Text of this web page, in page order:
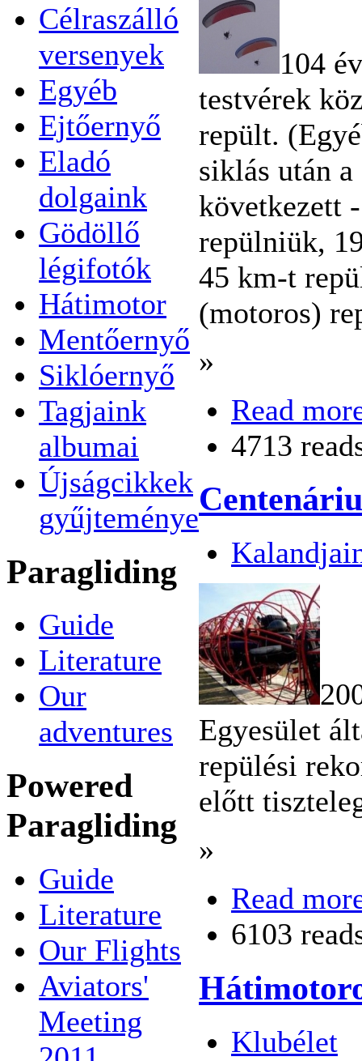
Célraszálló
versenyek
Egyéb
Ejtőernyő
Eladó
dolgaink
Gödöllő
légifotók
Hátimotor
Mentőernyő
Siklóernyő
Tagjaink
albumai
Újságcikkek
gyűjteménye
Paragliding
Guide
Literature
Our
adventures
Powered
Paragliding
Guide
Literature
Our Flights
Aviators'
Meeting
104
testvérek
repült.
siklás után
következett
repülniük,
45 km-t
(motoros)
»
Read
4713
Egyesület
repülési
előtt
»
Read
6103
Klubélet